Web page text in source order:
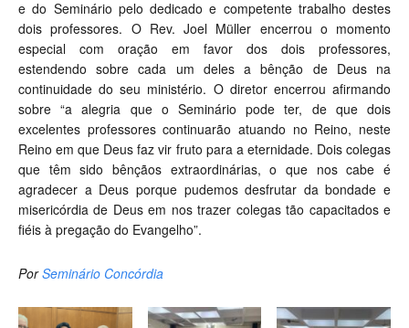
e do Seminário pelo dedicado e competente trabalho destes
dois professores. O Rev. Joel Müller encerrou o momento
especial com oração em favor dos dois professores,
estendendo sobre cada um deles a bênção de Deus na
continuidade do seu ministério. O diretor encerrou afirmando
sobre “a alegria que o Seminário pode ter, de que dois
excelentes professores continuarão atuando no Reino, neste
Reino em que Deus faz vir fruto para a eternidade. Dois colegas
que têm sido bênçãos extraordinárias, o que nos cabe é
agradecer a Deus porque pudemos desfrutar da bondade e
misericórdia de Deus em nos trazer colegas tão capacitados e
fiéis à pregação do Evangelho”.
PorSeminário Concórdia